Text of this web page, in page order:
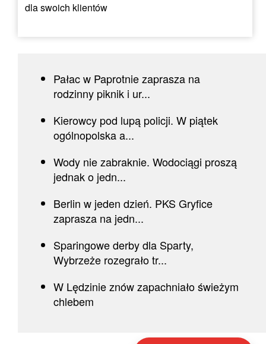
dla swoich klientów
Pałac w Paprotnie zaprasza na
rodzinny piknik i ur...
Kierowcy pod lupą policji. W piątek
ogólnopolska a...
Wody nie zabraknie. Wodociągi proszą
jednak o jedn...
Berlin w jeden dzień. PKS Gryfice
zaprasza na jedn...
Sparingowe derby dla Sparty,
Wybrzeże rozegrało tr...
W Lędzinie znów zapachniało świeżym
chlebem